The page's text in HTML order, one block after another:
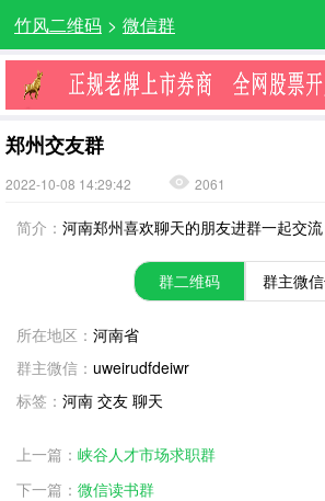
竹风二维码 > 微信群
郑州交友群
2022-10-08 14:29:42 2061
简介： 河南郑州喜欢聊天的朋友进群一起交
群二维码 群主微
所在地区： 河南省
群主微信： uweirudfdeiwr
标签： 河南 交友 聊天
上一篇： 峡谷人才市场求职群
下一篇： 微信读书群